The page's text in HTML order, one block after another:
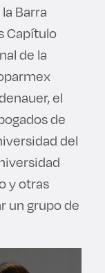
Barra
Capítulo
de la
el
de
del
y otras
un grupo de